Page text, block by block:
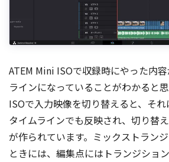
ATEM Mini ISOで収録時にやった内
ラインになっていることがわかると
ISOで入力映像を切り替えると、そ
タイムラインでも反映され、切り替
が作られています。ミックストラン
ときには、編集点にはトランジショ